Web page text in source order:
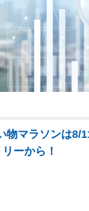
物マラソンは8/
ーから！